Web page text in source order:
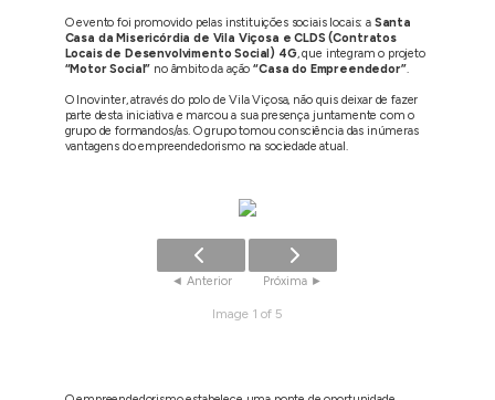
O evento foi promovido pelas instituições sociais locais: a Santa
Casa da Misericórdia de Vila Viçosa e CLDS (Contratos
Locais de Desenvolvimento Social) 4G, que integram o projeto
“Motor Social” no âmbito da ação“Casa do Empreendedor”.
O Inovinter, através do polo de Vila Viçosa, não quis deixar de fazer
parte desta iniciativa e marcou a sua presença juntamente com o
grupo de formandos/as. O grupo tomou consciência das inúmeras
vantagens do empreendedorismo na sociedade atual.
Image 1 of 5